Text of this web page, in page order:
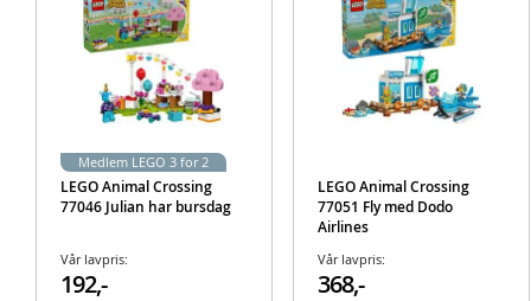
LEGO Animal Crossing
77046 Julian har bursdag
Vår lavpris:
192,-
Medlem LEGO 3 for 2
LEGO Animal Crossing
77051 Fly med Dodo
Airlines
Vår lavpris:
368,-